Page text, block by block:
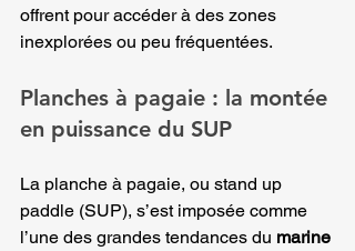
offrent pour accéder à des zones
inexplorées ou peu fréquentées.
Planches à pagaie : la montée
en puissance du SUP
La planche à pagaie, ou stand up
paddle (SUP), s’est imposée comme
l’une des grandes tendances du marine